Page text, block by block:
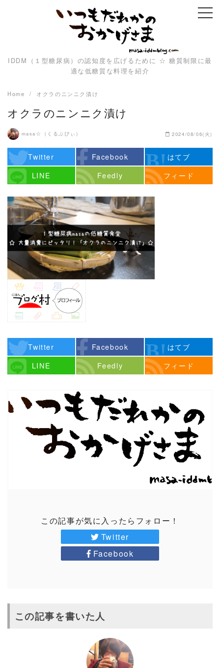
IDDM（１型糖尿病）の認知度を広げるために ☆ 糖質制限に最
適な低糖質な料理を紹介
Home オクラのニンニク漬け
オクラのニンニク漬け
masa☆（くるぷぴぃ） 2024/08/06(火)
Twitter Facebook
はてブ
LINE
Feedly フィード
Twitter Facebook
はてブ
LINE
Feedly フィード
この記事が気に入ったらフォロー！
Twitter
Facebook
この記事を書いた人